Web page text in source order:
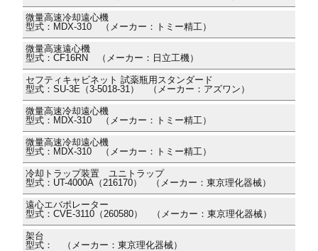
微量高速冷却遠心機
型式：MDX-310 （メーカー：トミー精工）
微量高速遠心機
型式：CF16RN （メーカー：日立工機）
セフティキャビネット 試薬瓶用スタンダード
型式：SU-3E（3-5018-31） （メーカー：アズワン）
微量高速冷却遠心機
型式：MDX-310 （メーカー：トミー精工）
微量高速冷却遠心機
型式：MDX-310 （メーカー：トミー精工）
冷却トラップ装置 ユニトラップ
型式：UT-4000A（216170） （メーカー：東京理化器械）
遠心エバポレーター
型式：CVE-3110（260580） （メーカー：東京理化器械）
架台
型式： （メーカー：東京理化器械）